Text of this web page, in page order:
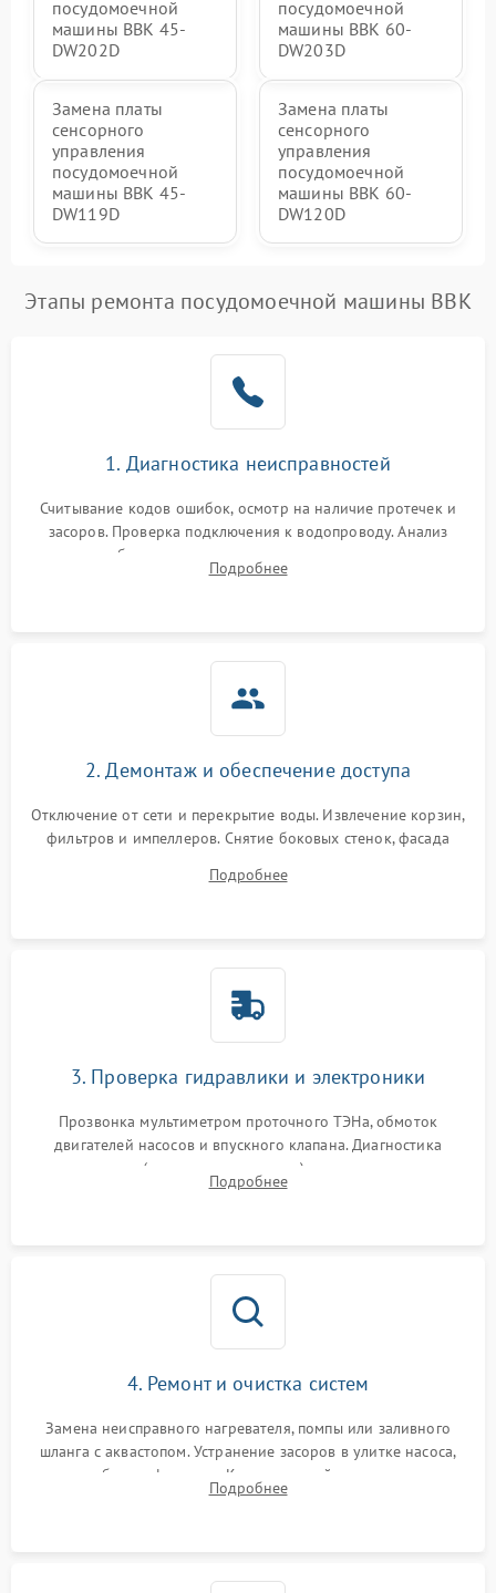
посудомоечной
машины BBK 45-
DW202D
посудомоечной
машины BBK 60-
DW203D
Замена платы
сенсорного
управления
посудомоечной
машины BBK 45-
DW119D
Замена платы
сенсорного
управления
посудомоечной
машины BBK 60-
DW120D
Этапы ремонта посудомоечной машины BBK
1. Диагностика неисправностей
Считывание кодов ошибок, осмотр на наличие протечек и
засоров. Проверка подключения к водопроводу. Анализ
жалоб на отсутствие слива, нагрева, вращения
разбрызгивателей или срабатывание системы защиты
Подробнее
2. Демонтаж и обеспечение доступа
Отключение от сети и перекрытие воды. Извлечение корзин,
фильтров и импеллеров. Снятие боковых стенок, фасада
циркуляционному насосу, ТЭНу и сливной помпе.
Подробнее
3. Проверка гидравлики и электроники
Прозвонка мультиметром проточного ТЭНа, обмоток
двигателей насосов и впускного клапана. Диагностика
прессостата (датчика уровня воды), датчика мутности,
концевика дверцы и электронного модуля управления.
Подробнее
4. Ремонт и очистка систем
Замена неисправного нагревателя, помпы или заливного
шланга с аквастопом. Устранение засоров в улитке насоса,
патрубках и фильтрах. Компонентный ремонт платы
управления, восстановление поврежденной проводки.
Подробнее